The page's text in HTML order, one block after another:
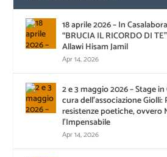
18 aprile 2026 – In
“BRUCIA IL RICORDO DI
Allawi Hisam Jamil
Apr 14, 2026
2 e 3 maggio 2026 – Stage
cura dell’associazione
resistenze poetiche, ovvero
l’Impensabile
Apr 14, 2026